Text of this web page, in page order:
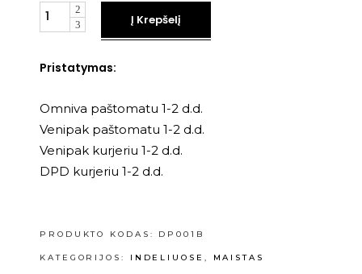
Kiekis
Į Krepšelį
Pristatymas:
Omniva paštomatu 1-2 d.d.
Venipak paštomatu 1-2 d.d.
Venipak kurjeriu 1-2 d.d.
DPD kurjeriu 1-2 d.d.
PRODUKTO KODAS: DP001B
KATEGORIJOS: INDELIUOSE , MAISTAS